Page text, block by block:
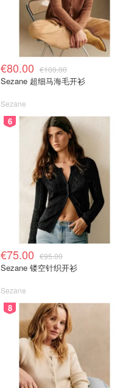
€80.00 €100.00
Sezane 超细马海毛开衫
Sezane
6
€75.00 €95.00
Sezane 镂空针织开衫
Sezane
8